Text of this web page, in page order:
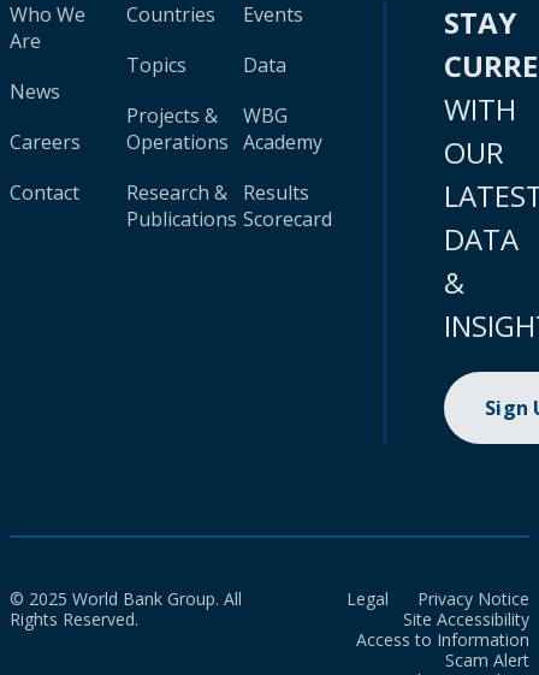
Who We
Are
News
Careers
Contact
Countries
Topics
Projects &
Operations
Research &
Publications
Events
Data
WBG
Academy
Results
Scorecard
STAY
WITH
OUR
DATA
&
Sign
© 2025 World Bank Group. All
Rights Reserved.
Legal
Privacy Notice
Site Accessibility
Access to Information
Scam Alert